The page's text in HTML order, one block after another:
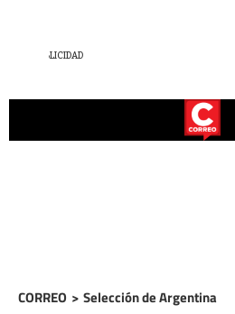
CORREO > Selección de Argentina